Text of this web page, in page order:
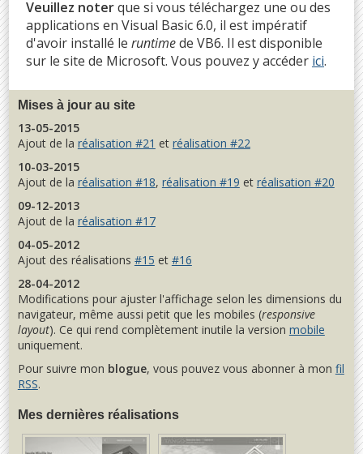
Veuillez noterque si vous téléchargez une ou des
applications en Visual Basic 6.0, il est impératif
d'avoir installé le runtimede VB6. Il est disponible
sur le site de Microsoft. Vous pouvez y accéder ici.
Mises à jour au site
13-05-2015
Ajout de la réalisation #21 et réalisation #22
10-03-2015
Ajout de la réalisation #18, réalisation #19 et réalisation #20
09-12-2013
Ajout de la réalisation #17
04-05-2012
Ajout des réalisations #15 et #16
28-04-2012
Modifications pour ajuster l'affichage selon les dimensions du
navigateur, même aussi petit que les mobiles (responsive
layout). Ce qui rend complètement inutile la version mobile
uniquement.
Pour suivre mon blogue, vous pouvez vous abonner à mon fil
RSS.
Mes dernières réalisations